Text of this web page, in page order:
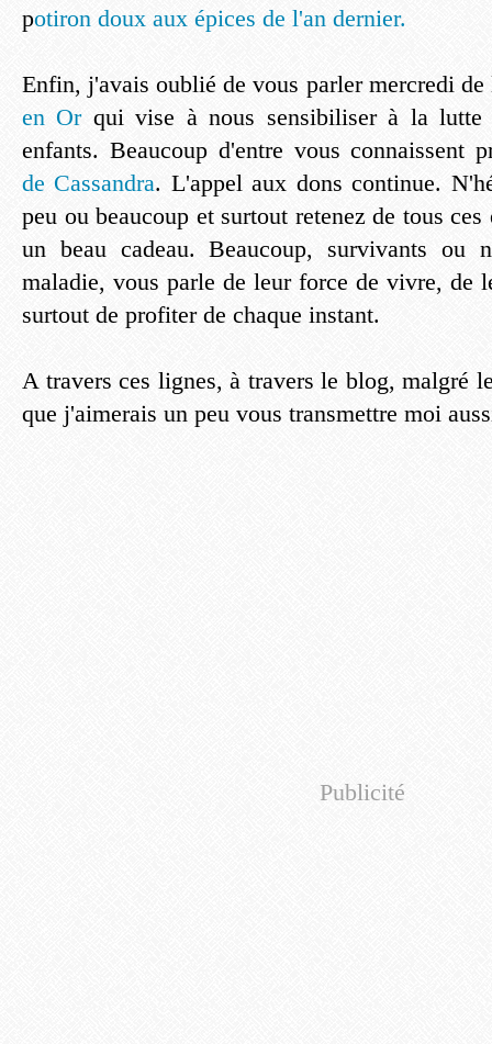
potiron doux aux épices de l'an dernier.
Enfin, j'avais oublié de vous parler mercredi de
en Orqui vise à nous sensibiliser à la lutte
enfants. Beaucoup d'entre vous connaissent
de Cassandra. L'appel aux dons continue.
peu ou beaucoup et surtout retenez de tous
un beau cadeau. Beaucoup, survivants ou
maladie, vous parle de leur force de vivre, de
surtout de profiter de chaque instant.
A travers ces lignes, à travers le blog, malgré
que j'aimerais un peu vous transmettre moi
Publicité